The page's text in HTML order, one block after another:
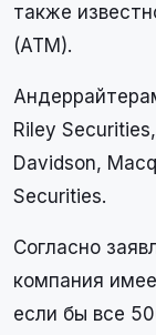
также
(ATM).
Riley
Davidson,
Securities.
Согласно
компания
если бы все